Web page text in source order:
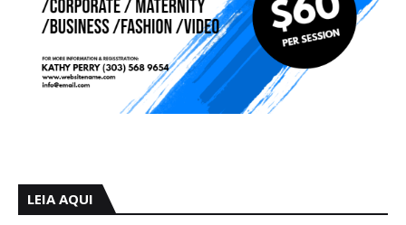
LEIA AQUI